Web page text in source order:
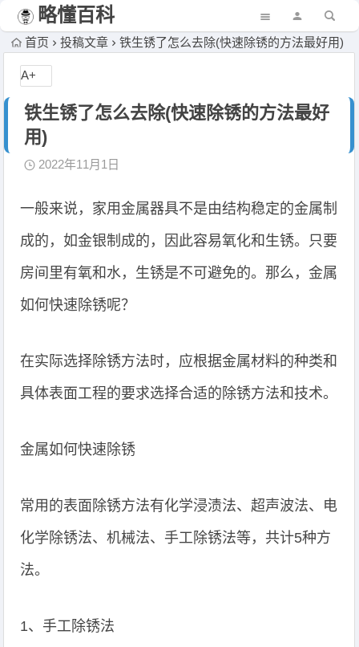
略懂百科
首页 投稿文章 铁生锈了怎么去除(快速除锈的方法最好用)
铁生锈了怎么去除(快速除锈的方法最好
用)
2022年11月1日
一般来说，家用金属器具不是由结构稳定的金属制
成的，如金银制成的，因此容易氧化和生锈。只要
房间里有氧和水，生锈是不可避免的。那么，金属
如何快速除锈呢？
在实际选择除锈方法时，应根据金属材料的种类和
具体表面工程的要求选择合适的除锈方法和技术。
金属如何快速除锈
常用的表面除锈方法有化学浸渍法、超声波法、电
化学除锈法、机械法、手工除锈法等，共计5种方
法。
1、手工除锈法
A+